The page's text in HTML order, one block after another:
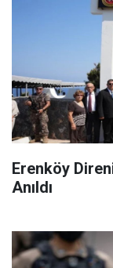
Erenköy
Anıldı